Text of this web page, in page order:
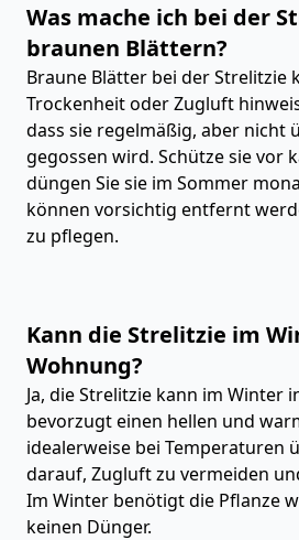
Was mache ich bei der
braunen Blättern?
Braune Blätter bei der Strelitzie
Trockenheit oder Zugluft
dass sie regelmäßig, aber nicht
gegossen wird. Schütze sie vor
düngen Sie sie im Sommer
können vorsichtig entfernt
zu pflegen.
Kann die Strelitzie im
Wohnung?
Ja, die Strelitzie kann im Winter
bevorzugt einen hellen und
idealerweise bei Temperaturen
darauf, Zugluft zu vermeiden
Im Winter benötigt die Pflanze
keinen Dünger.